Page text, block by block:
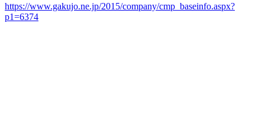
https://www.gakujo.ne.jp/2015/company/cmp_baseinfo.aspx?
p1=6374